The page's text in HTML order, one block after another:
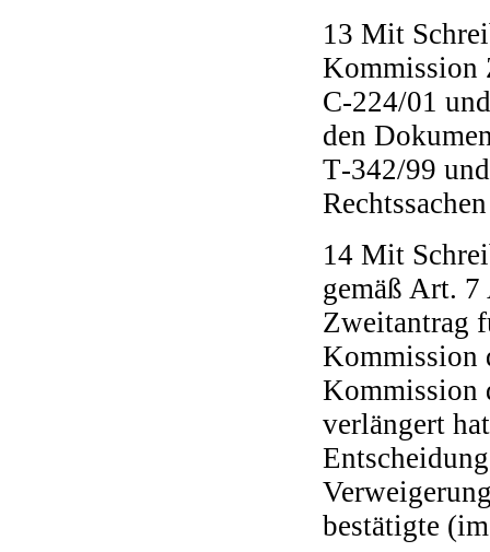
13 Mit
Kommission
C‑224/01
den
T‑342/99
14 Mit
gemäß Art.
Zweitantrag
Kommission
Kommission
verlängert
bestätigte